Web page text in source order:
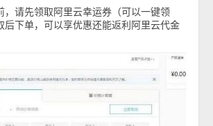
，请先领取阿里云幸运券（可以一键领
后下单，可以享优惠还能返利阿里云代金